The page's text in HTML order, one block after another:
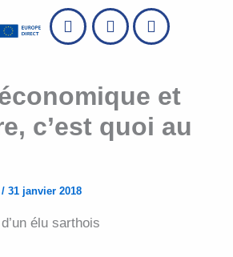
et
c’est quoi au
/31 janvier 2018
élu sarthois